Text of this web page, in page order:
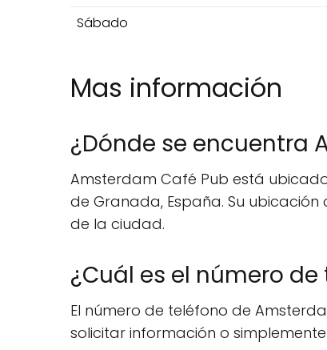
Sábado
Mas información
¿Dónde se encuentra
Amsterdam Café Pub está
de Granada, España. Su
de la ciudad.
¿Cuál es el número
El número de teléfono de
solicitar información o